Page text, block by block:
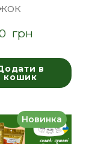
грн
в
кошик
Новинка